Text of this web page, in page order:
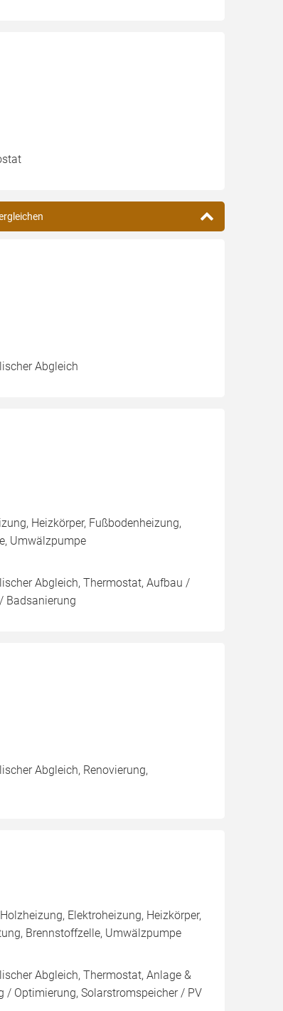
Abgleich
Heizkörper, Fußbodenheizung,
Umwälzpumpe
Abgleich, Thermostat, Aufbau /
Badsanierung
Abgleich, Renovierung,
Elektroheizung, Heizkörper,
Brennstoffzelle, Umwälzpumpe
Abgleich, Thermostat, Anlage &
/ Optimierung, Solarstromspeicher / PV